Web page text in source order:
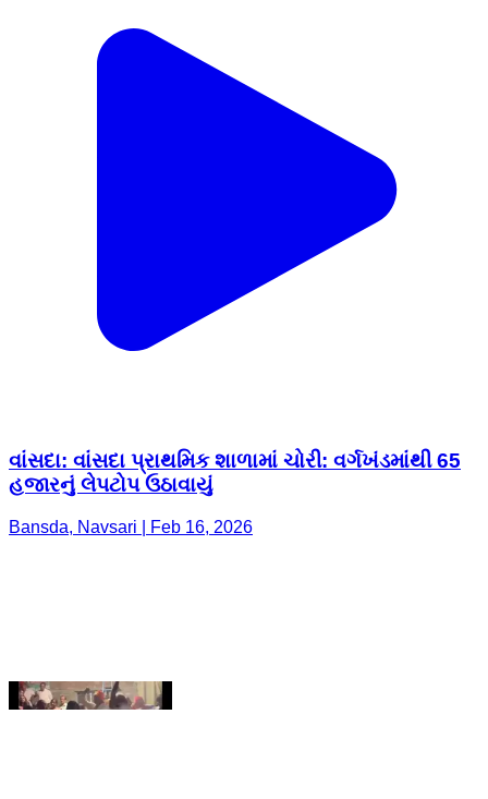
વાંસદા: વાંસદા પ્રાથમિક શાળામાં ચોરી: વર્ગખંડમાંથી 65
હજારનું લેપટોપ ઉઠાવાયું